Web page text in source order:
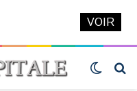
Switch
VOIR